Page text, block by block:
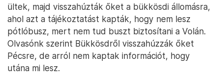
ültek, majd visszahúzták őket a bükkösdi állomásra,
ahol azt a tájékoztatást kapták, hogy nem lesz
pótlóbusz, mert nem tud buszt biztosítani a Volán.
Olvasónk szerint Bükkösdről visszahúzzák őket
Pécsre, de arról nem kaptak információt, hogy
utána mi lesz.